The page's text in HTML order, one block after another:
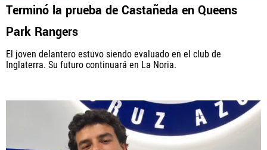
Terminó la prueba de Castañeda en Queens
Park Rangers
El joven delantero estuvo siendo evaluado en el club de
Inglaterra. Su futuro continuará en La Noria.